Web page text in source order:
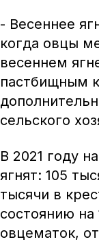
- Весеннее
когда овцы
весеннем
пастбищным
сельского
В 2021 году
ягнят: 105
тысячи в
состоянию на
овцематок,